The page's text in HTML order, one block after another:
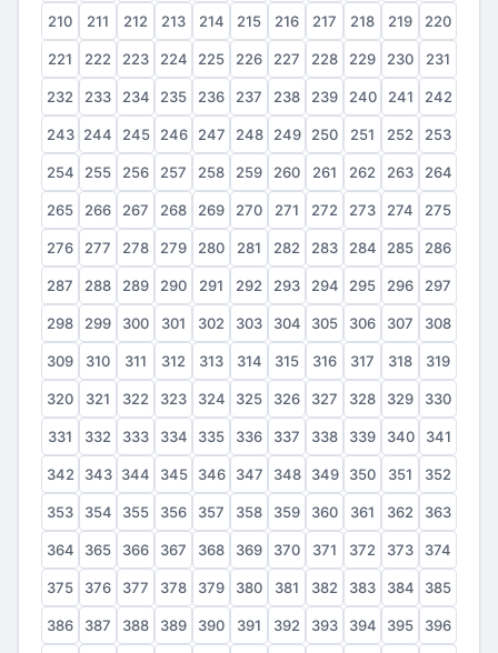
210 211 212 213 214 215 216 217 218 219 220
221 222 223 224 225 226 227 228 229 230 231
232 233 234 235 236 237 238 239 240 241 242
243 244 245 246 247 248 249 250 251 252 253
254 255 256 257 258 259 260 261 262 263 264
265 266 267 268 269 270 271 272 273 274 275
276 277 278 279 280 281 282 283 284 285 286
287 288 289 290 291 292 293 294 295 296 297
298 299 300 301 302 303 304 305 306 307 308
309 310 311 312 313 314 315 316 317 318 319
320 321 322 323 324 325 326 327 328 329 330
331 332 333 334 335 336 337 338 339 340 341
342 343 344 345 346 347 348 349 350 351 352
353 354 355 356 357 358 359 360 361 362 363
364 365 366 367 368 369 370 371 372 373 374
375 376 377 378 379 380 381 382 383 384 385
386 387 388 389 390 391 392 393 394 395 396